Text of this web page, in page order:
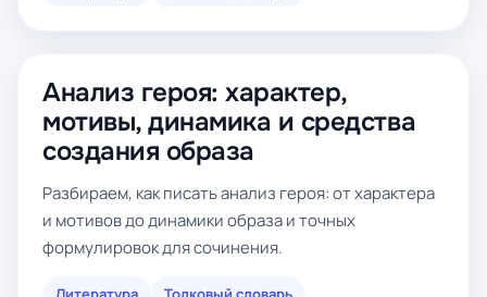
Анализ героя: характер,
мотивы, динамика и средства
создания образа
Разбираем, как писать анализ героя: от характера
и мотивов до динамики образа и точных
формулировок для сочинения.